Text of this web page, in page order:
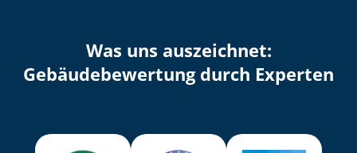
Was uns auszeichnet:
Ge­bäu­de­be­wer­tung durch Experten